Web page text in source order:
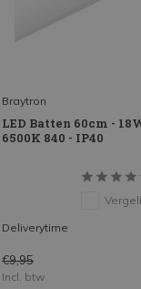
Braytron
LED Batten 60cm -
6500K 840 - IP40
Deliverytime
€9,95
Incl. btw